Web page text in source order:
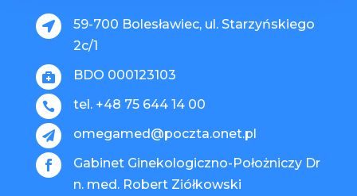

59-700 Bolesławiec, ul. Starzyńskiego
2c/1
 BDO 000123103
 tel. +48 75 644 14 00
 omegamed@poczta.onet.pl

Gabinet Ginekologiczno-Położniczy Dr
n. med. Robert Ziółkowski